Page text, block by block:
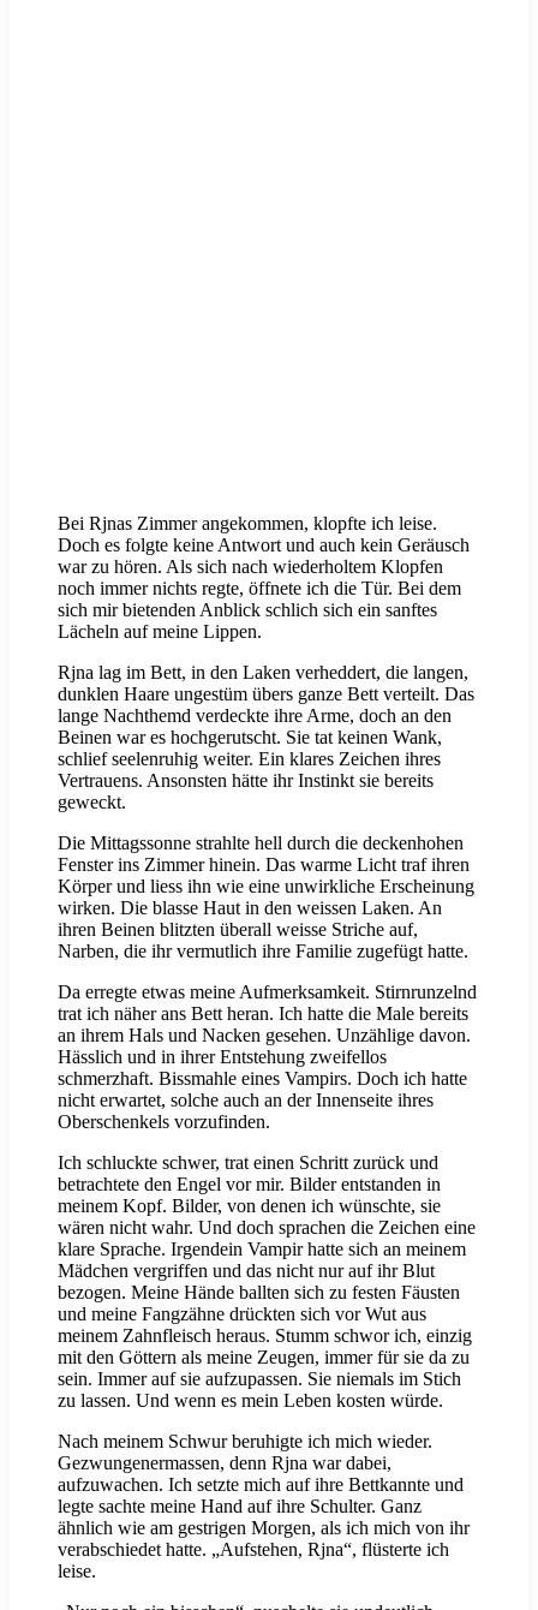
Bei Rjnas Zimmer angekommen, klopfte ich leise.
Doch es folgte keine Antwort und auch kein Geräusch
war zu hören. Als sich nach wiederholtem Klopfen
noch immer nichts regte, öffnete ich die Tür. Bei dem
sich mir bietenden Anblick schlich sich ein sanftes
Lächeln auf meine Lippen.
Rjna lag im Bett, in den Laken verheddert, die langen,
dunklen Haare ungestüm übers ganze Bett verteilt. Das
lange Nachthemd verdeckte ihre Arme, doch an den
Beinen war es hochgerutscht. Sie tat keinen Wank,
schlief seelenruhig weiter. Ein klares Zeichen ihres
Vertrauens. Ansonsten hätte ihr Instinkt sie bereits
geweckt.
Die Mittagssonne strahlte hell durch die deckenhohen
Fenster ins Zimmer hinein. Das warme Licht traf ihren
Körper und liess ihn wie eine unwirkliche Erscheinung
wirken. Die blasse Haut in den weissen Laken. An
ihren Beinen blitzten überall weisse Striche auf,
Narben, die ihr vermutlich ihre Familie zugefügt hatte.
Da erregte etwas meine Aufmerksamkeit. Stirnrunzelnd
trat ich näher ans Bett heran. Ich hatte die Male bereits
an ihrem Hals und Nacken gesehen. Unzählige davon.
Hässlich und in ihrer Entstehung zweifellos
schmerzhaft. Bissmahle eines Vampirs. Doch ich hatte
nicht erwartet, solche auch an der Innenseite ihres
Oberschenkels vorzufinden.
Ich schluckte schwer, trat einen Schritt zurück und
betrachtete den Engel vor mir. Bilder entstanden in
meinem Kopf. Bilder, von denen ich wünschte, sie
wären nicht wahr. Und doch sprachen die Zeichen eine
klare Sprache. Irgendein Vampir hatte sich an meinem
Mädchen vergriffen und das nicht nur auf ihr Blut
bezogen. Meine Hände ballten sich zu festen Fäusten
und meine Fangzähne drückten sich vor Wut aus
meinem Zahnfleisch heraus. Stumm schwor ich, einzig
mit den Göttern als meine Zeugen, immer für sie da zu
sein. Immer auf sie aufzupassen. Sie niemals im Stich
zu lassen. Und wenn es mein Leben kosten würde.
Nach meinem Schwur beruhigte ich mich wieder.
Gezwungenermassen, denn Rjna war dabei,
aufzuwachen. Ich setzte mich auf ihre Bettkannte und
legte sachte meine Hand auf ihre Schulter. Ganz
ähnlich wie am gestrigen Morgen, als ich mich von ihr
verabschiedet hatte. „Aufstehen, Rjna“, flüsterte ich
leise.